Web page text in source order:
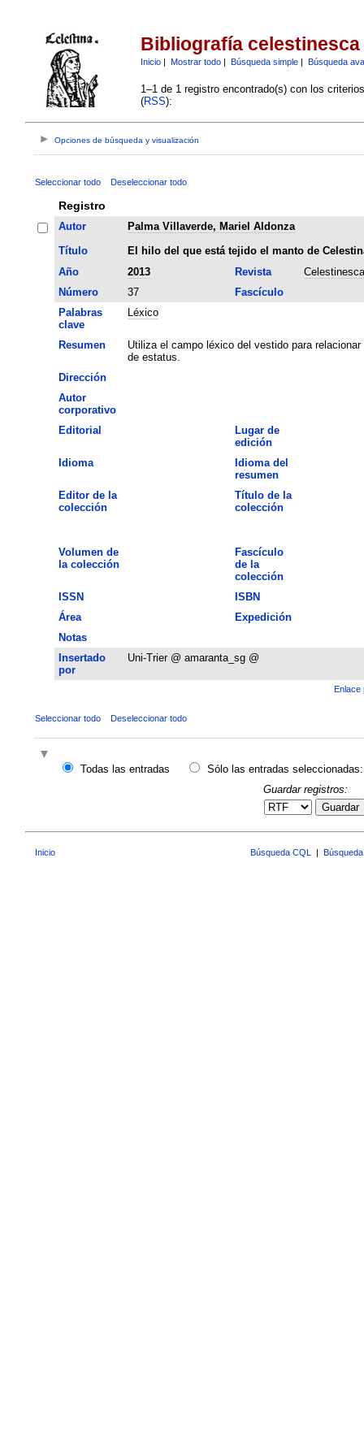
Bibliografía celestinesca
Inicio| Mostrar todo| Búsqueda simple| Búsqueda
1–1 de 1 registro encontrado(s) con los
(RSS):
Opciones de búsqueda y visualización
Seleccionar todo Deseleccionar todo
Registro
Autor
Palma Villaverde, Mariel Aldonza
Título
El hilo del que está tejido el manto de
Año
2013 Revista
Celestinesca
Número
37
Fascículo
Palabras
clave
Léxico
Resumen
Utiliza el campo léxico del vestido para
de estatus.
Dirección
Autor
corporativo
Editorial
Lugar de
edición
Idioma
Idioma del
resumen
Editor de la
colección
Título de la
colección
Volumen de
la colección
Fascículo
de la
colección
ISSN
ISBN
Área
Expedición
Notas
Insertado
por
Uni-Trier @ amaranta_sg @
Enlace
Seleccionar todo Deseleccionar todo
Todas las entradas
Sólo las entradas seleccionadas:
Guardar registros:
Guardar
Inicio Búsqueda CQL